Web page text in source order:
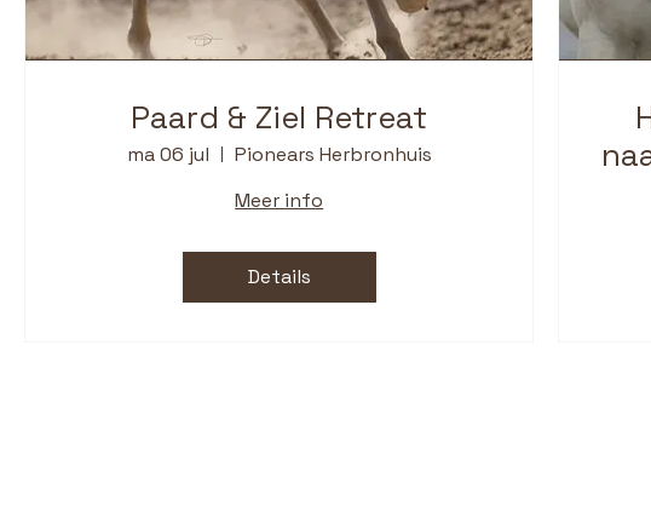
Paard & Ziel Retreat
ma 06 jul
Pionears Herbronhuis
Meer info
Details